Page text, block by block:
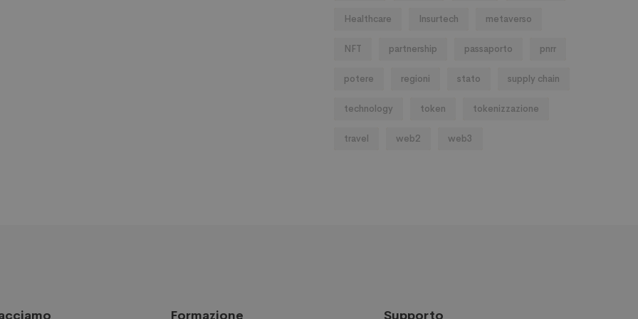
Healthcare Insurtech metaverso
NFT partnership passaporto pnrr
potere regioni stato supply chain
technology token tokenizzazione
travel web2 web3
Formazione Supporto